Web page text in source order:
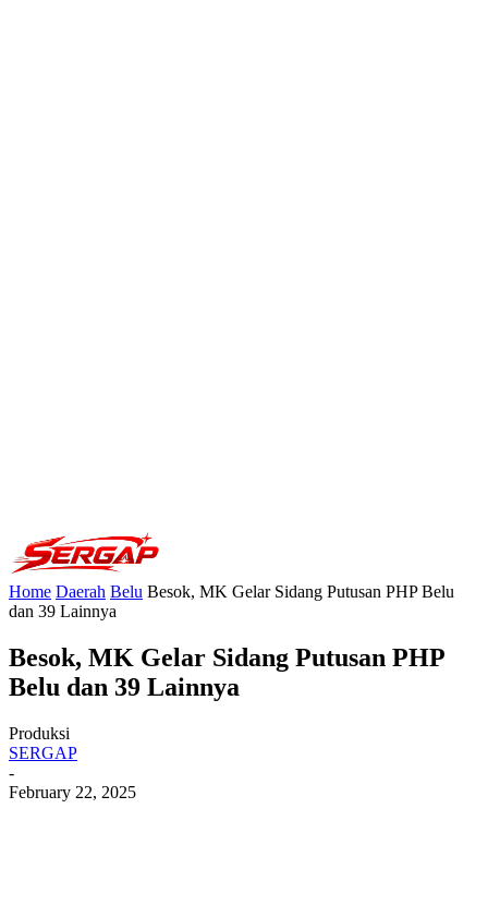
Home Daerah Belu Besok, MK Gelar Sidang Putusan PHP Belu
dan 39 Lainnya
Besok, MK Gelar Sidang Putusan PHP
Belu dan 39 Lainnya
Produksi
SERGAP
-
February 22, 2025